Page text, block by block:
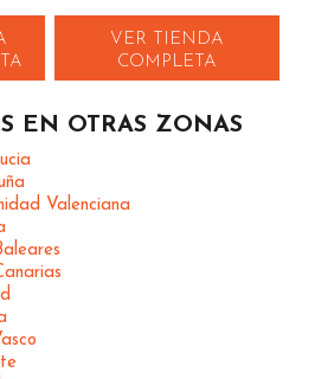
VER TIENDA
COMPLETA
EN OTRAS ZONAS
Valenciana